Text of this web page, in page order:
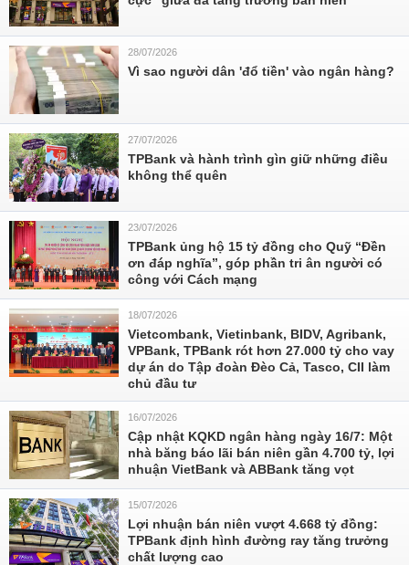
28/07/2026
Vì sao người dân 'đổ tiền' vào ngân hàng?
27/07/2026
TPBank và hành trình gìn giữ những điều
không thể quên
23/07/2026
TPBank ủng hộ 15 tỷ đồng cho Quỹ “Đền
ơn đáp nghĩa”, góp phần tri ân người có
công với Cách mạng
18/07/2026
Vietcombank, Vietinbank, BIDV, Agribank,
VPBank, TPBank rót hơn 27.000 tỷ cho vay
dự án do Tập đoàn Đèo Cả, Tasco, CII làm
chủ đầu tư
16/07/2026
Cập nhật KQKD ngân hàng ngày 16/7: Một
nhà băng báo lãi bán niên gần 4.700 tỷ, lợi
nhuận VietBank và ABBank tăng vọt
15/07/2026
Lợi nhuận bán niên vượt 4.668 tỷ đồng:
TPBank định hình đường ray tăng trưởng
chất lượng cao